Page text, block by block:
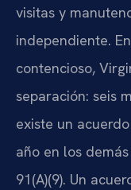
visitas y
independiente.
contencioso,
separación: seis
existe un
año en los
91(A)(9). Un